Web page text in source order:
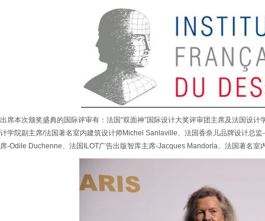
出席本次颁奖盛典的国际评审有：法国“双面神”国际设计大奖评审团主席及法国设
计学院副主席/法国著名室内建筑设计师Michel Sanlaville、法国香奈儿品牌设计总
席-Odile Duchenne、法国ILOT广告出版智库主席-Jacques Mandorla、法国著名